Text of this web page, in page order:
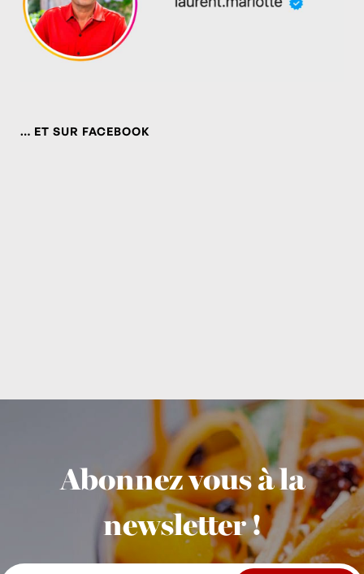
… ET SUR FACEBOOK
Abonnez vous à la
newsletter !